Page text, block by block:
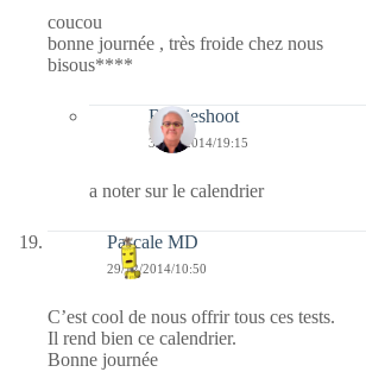
coucou
bonne journée , très froide chez nous
bisous****
Bernieshoot
30/12/2014/19:15
a noter sur le calendrier
Pascale MD
29/12/2014/10:50
C’est cool de nous offrir tous ces tests.
Il rend bien ce calendrier.
Bonne journée